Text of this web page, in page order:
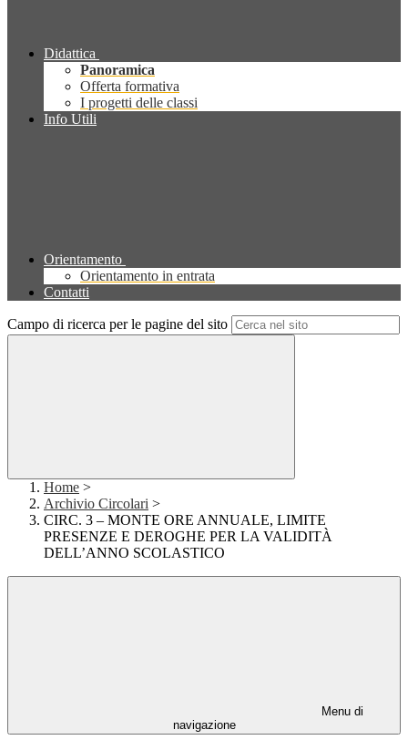
Didattica
Panoramica
Offerta formativa
I progetti delle classi
Info Utili
Orientamento
Orientamento in entrata
Contatti
Campo di ricerca per le pagine del sito
Home >
Archivio Circolari >
CIRC. 3 – MONTE ORE ANNUALE, LIMITE
PRESENZE E DEROGHE PER LA VALIDITÀ
DELL’ANNO SCOLASTICO
Menu di
navigazione